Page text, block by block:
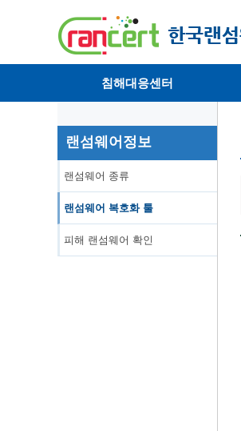
침해대응센터
· 침해피해신고
· 개인정보취급방침
랜섬웨어정보
랜섬웨어 종류
랜섬웨어 복호화 툴
피해 랜섬웨어 확인